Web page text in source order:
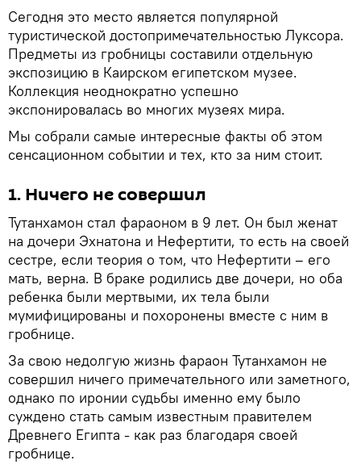
Сегодня это место является популярной
туристической достопримечательностью Луксора.
Предметы из гробницы составили отдельную
экспозицию в Каирском египетском музее.
Коллекция неоднократно успешно
экспонировалась во многих музеях мира.
Мы собрали самые интересные факты об этом
сенсационном событии и тех, кто за ним стоит.
1. Ничего не совершил
Тутанхамон стал фараоном в 9 лет. Он был женат
на дочери Эхнатона и Нефертити, то есть на своей
сестре, если теория о том, что Нефертити – его
мать, верна. В браке родились две дочери, но оба
ребенка были мертвыми, их тела были
мумифицированы и похоронены вместе с ним в
гробнице.
За свою недолгую жизнь фараон Тутанхамон не
совершил ничего примечательного или заметного,
однако по иронии судьбы именно ему было
суждено стать самым известным правителем
Древнего Египта - как раз благодаря своей
гробнице.